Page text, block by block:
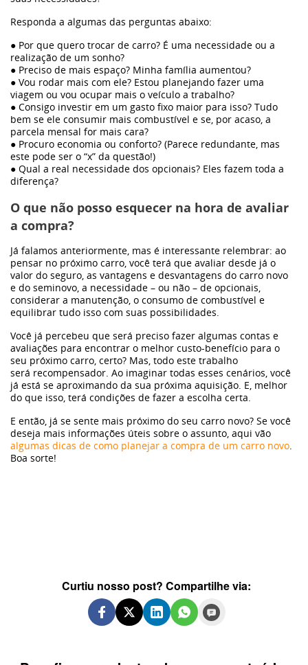
Responda a algumas das perguntas abaixo:
● Por que quero trocar de carro? É uma necessidade ou a
realização de um sonho?
● Preciso de mais espaço? Minha família aumentou?
● Vou rodar mais com ele? Estou planejando fazer uma
viagem ou vou ocupar mais o veículo a trabalho?
● Consigo investir em um gasto fixo maior para isso? Tudo
bem se ele consumir mais combustível e se, por acaso, a
parcela mensal for mais cara?
● Procuro economia ou conforto? (Parece redundante, mas
este pode ser o “x” da questão!)
● Qual a real necessidade dos opcionais? Eles fazem toda a
diferença?
O que não posso esquecer na hora de avaliar
a compra?
Já falamos anteriormente, mas é interessante relembrar: ao
pensar no próximo carro, você terá que avaliar desde já o
valor do seguro, as vantagens e desvantagens do carro novo
e do seminovo, a necessidade – ou não – de opcionais,
considerar a manutenção, o consumo de combustível e
equilibrar tudo isso com suas possibilidades.
Você já percebeu que será preciso fazer algumas contas e
avaliações para encontrar o melhor custo-benefício para o
seu próximo carro, certo? Mas, todo este trabalho
será recompensador. Ao imaginar todas esses cenários, você
já está se aproximando da sua próxima aquisição. E, melhor
do que isso, terá condições de fazer a escolha certa.
E então, já se sente mais próximo do seu carro novo? Se você
deseja mais informações úteis sobre o assunto, aqui vão
algumas dicas de como planejar a compra de um carro novo.
Boa sorte!
Curtiu nosso post? Compartilhe via: